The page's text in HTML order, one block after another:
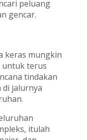
peluang
gencar.
keras mungkin
untuk terus
tindakan
di jalurnya
itulah